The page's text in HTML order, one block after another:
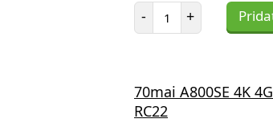
- Počet položiek
+
70mai A800SE 4K
RC22